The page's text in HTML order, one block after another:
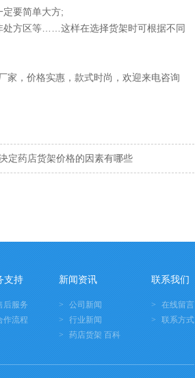
要简单大方;
方区等……这样在选择货架时可根据不同
家，价格实惠，款式时尚，欢迎来电咨询
决定药店货架价格的因素有哪些
支持
后服务
作流程
新闻资讯
公司新闻
行业新闻
药店货架 百科
联系我们
在线留言
联系方式